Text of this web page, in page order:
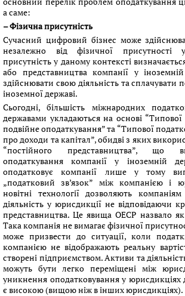
а саме:
– Фізична присутність
Сучасний цифровий бізнес може
незалежно від фізичної присутності
присутність у даному контексті
або представництва компанії у
здійснювати свою діяльність та сплачувати
іноземної державі.
Сьогодні, більшість міжнародних
державами укладаються на основі
подвійне оподаткування” та “Типової
про доходи та капітал”, обидві з яких
“постійного представництва”, що
оподаткування компанії у іноземній
оподатковує компанії лише у тому
„податковий зв’язок” між компанією і
новітні технології дозволяють
діяльність у юрисдикції не відповідаючи
представництва. Це явища ОЕСР назвало
Така компанія не вимагає фізичної
може призвести до ситуації, коли
компанією не відображають реальну
створені підприємством. Активи та
можуть бути легко переміщені між
уникнення оподатковування у юрисдикціях
є високою (вищою ніж в інших юрисдикціях).